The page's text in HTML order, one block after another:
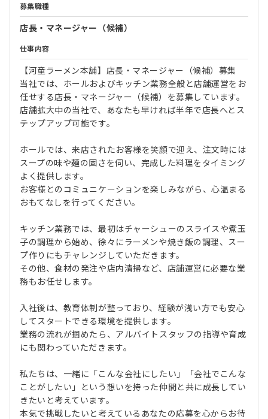
募集職種
店長・マネージャー（候補）
仕事内容
【河童ラーメン本舗】店長・マネージャー（候補）募集
当社では、ホールおよびキッチン業務全般と店舗運営をお
任せする店長・マネージャー（候補）を募集しています。
店舗拡大中の当社で、あなたも早ければ半年で店長へとス
テップアップ可能です。
ホールでは、来店されたお客様を笑顔で迎え、注文時には
スープの味や麺の固さを伺い、完成した料理をタイミング
よく提供します。
お客様とのコミュニケーションを楽しみながら、心温まる
おもてなしを行ってください。
キッチン業務では、最初はチャーシューのスライスや煮玉
子の調理から始め、徐々にラーメンや焼き飯の調理、スー
プ作りにもチャレンジしていただきます。
その他、食材の発注や店内清掃など、店舗運営に必要な業
務もお任せします。
入社後は、教育体制が整っており、経験が浅い方でも安心
してスタートできる環境を提供します。
業務の流れが掴めたら、アルバイトスタッフの指導や育成
にも関わっていただきます。
私たちは、一緒に「こんな会社にしたい」「会社でこんな
ことがしたい」という想いを持った仲間と共に成長してい
きたいと考えています。
本気で挑戦したいと考えているあなたの応募を心からお待